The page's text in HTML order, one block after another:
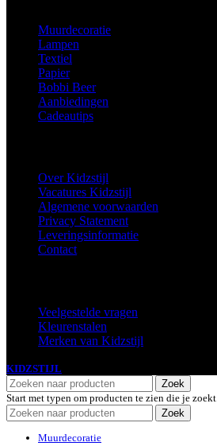
Muurdecoratie
Lampen
Textiel
Papier
Bobbi Beer
Aanbiedingen
Cadeautips
Over Kidzstijl
Vacatures Kidzstijl
Algemene voorwaarden
Privacy Statement
Leveringsinformatie
Contact
Veelgestelde vragen
Kleurenstalen
Merken van Kidzstijl
KIDZSTIJL
Zoek
Start met typen om producten te zien die je zoekt.
Zoek
Muurdecoratie